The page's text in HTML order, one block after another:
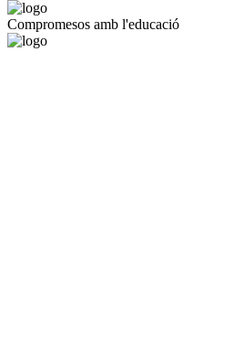
Compromesos amb l'educació